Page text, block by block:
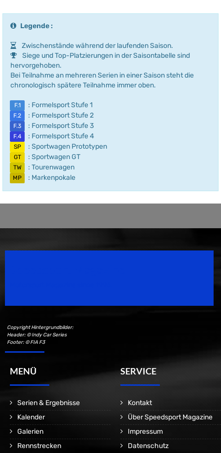
Legende :
Zwischenstände während der laufenden Saison.
Siege und Top-Platzierungen in der Saisontabelle sind
hervorgehoben.
Bei Teilnahme an mehreren Serien in einer Saison steht die
chronologisch spätere Teilnahme immer oben.
F.1 : Formelsport Stufe 1
F.2 : Formelsport Stufe 2
F.3 : Formelsport Stufe 3
F.4 : Formelsport Stufe 4
SP : Sportwagen Prototypen
GT : Sportwagen GT
TW : Tourenwagen
MP : Markenpokale
Copyright Hintergrundbilder:
Header: © Indy Car Series
Footer: © FIA F3
MENÜ
Serien & Ergebnisse
Kalender
Galerien
Rennstrecken
SERVICE
Kontakt
Über Speedsport Magazine
Impressum
Datenschutz